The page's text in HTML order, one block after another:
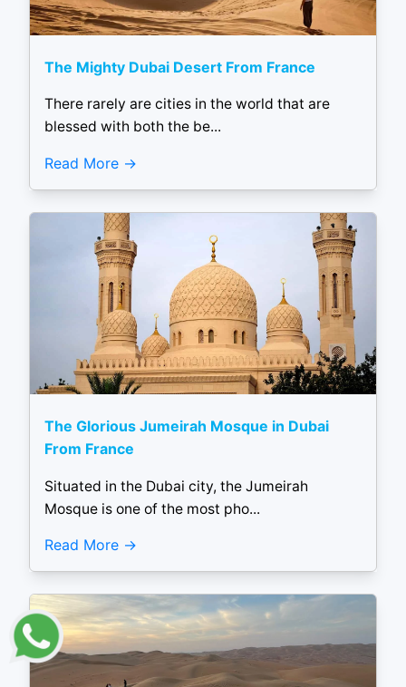
The Mighty Dubai Desert From France
There rarely are cities in the world that are
blessed with both the be...
Read More
The Glorious Jumeirah Mosque in Dubai
From France
Situated in the Dubai city, the Jumeirah
Mosque is one of the most pho...
Read More